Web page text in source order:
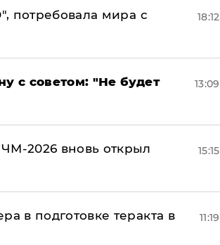
потребовала мира с
18:12
с советом: "Не будет
13:09
2026 вновь открыл
15:15
в подготовке теракта в
11:19